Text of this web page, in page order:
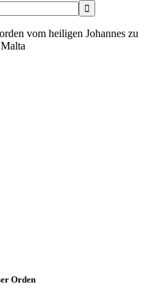
vom heiligen Johannes zu
Orden